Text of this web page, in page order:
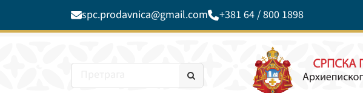
spc.prodavnica@gmail.com +381 64 / 800 1898